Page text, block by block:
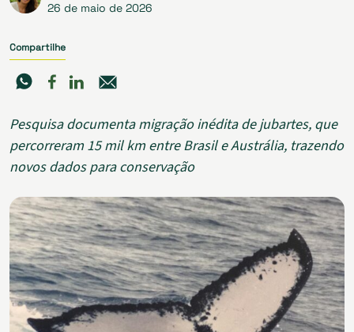
26 de maio de 2026
Compartilhe
Pesquisa documenta migraçãoinéditade jubartes, que
percorreram 15 mil km entre Brasil e Austrália, trazendo
novos dados para conservação